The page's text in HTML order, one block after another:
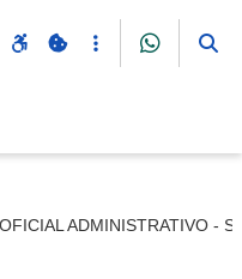
ADMINISTRATIVO -